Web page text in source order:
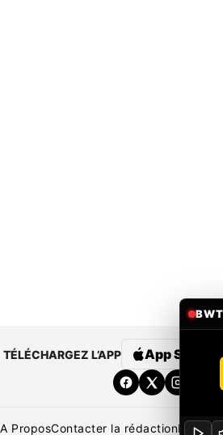
TÉLÉCHARGEZ L’APP App Store
A ProposContacter la rédaction